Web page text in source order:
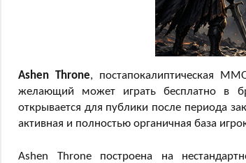
Ashen Throne, постапокалиптическая
желающий может играть бесплатно в
открывается для публики после периода
активная и полностью органичная база
Ashen Throne построена на